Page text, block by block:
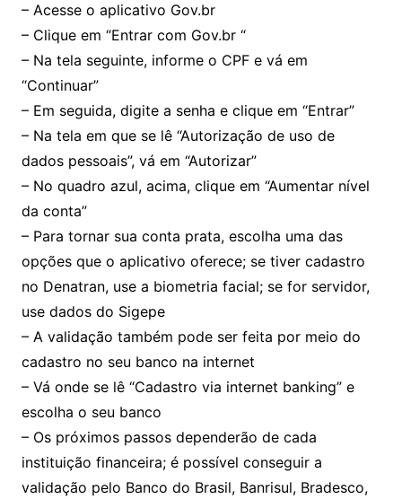
– Acesse o aplicativo Gov.br
– Clique em “Entrar com Gov.br “
– Na tela seguinte, informe o CPF e vá em
“Continuar”
– Em seguida, digite a senha e clique em “Entrar”
– Na tela em que se lê “Autorização de uso de
dados pessoais”, vá em “Autorizar”
– No quadro azul, acima, clique em “Aumentar nível
da conta”
– Para tornar sua conta prata, escolha uma das
opções que o aplicativo oferece; se tiver cadastro
no Denatran, use a biometria facial; se for servidor,
use dados do Sigepe
– A validação também pode ser feita por meio do
cadastro no seu banco na internet
– Vá onde se lê “Cadastro via internet banking” e
escolha o seu banco
– Os próximos passos dependerão de cada
instituição financeira; é possível conseguir a
validação pelo Banco do Brasil, Banrisul, Bradesco,